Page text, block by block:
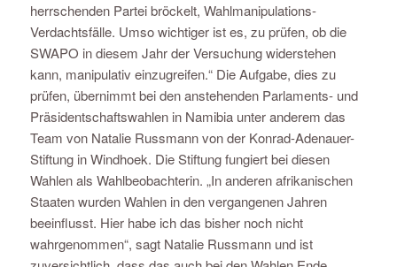
herrschenden Partei bröckelt, Wahlmanipulations-
Verdachtsfälle. Umso wichtiger ist es, zu prüfen, ob die
SWAPO in diesem Jahr der Versuchung widerstehen
kann, manipulativ einzugreifen.“ Die Aufgabe, dies zu
prüfen, übernimmt bei den anstehenden Parlaments- und
Präsidentschaftswahlen in Namibia unter anderem das
Team von Natalie Russmann von der Konrad-Adenauer-
Stiftung in Windhoek. Die Stiftung fungiert bei diesen
Wahlen als Wahlbeobachterin. „In anderen afrikanischen
Staaten wurden Wahlen in den vergangenen Jahren
beeinflusst. Hier habe ich das bisher noch nicht
wahrgenommen“, sagt Natalie Russmann und ist